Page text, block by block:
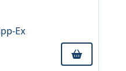
Ex